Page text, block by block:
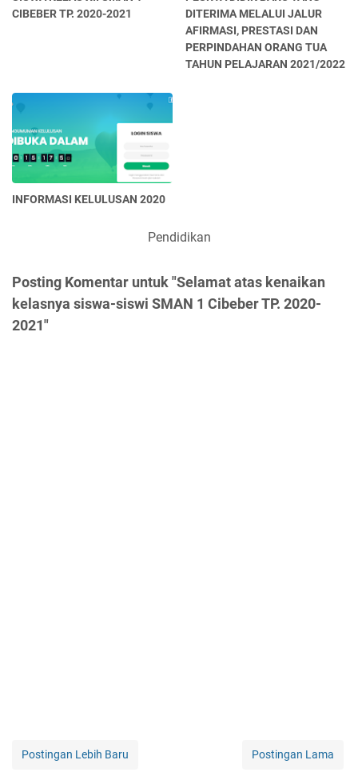
CIBEBER TP. 2020-2021
DITERIMA MELALUI JALUR
AFIRMASI, PRESTASI DAN
PERPINDAHAN ORANG TUA
TAHUN PELAJARAN 2021/2022
INFORMASI KELULUSAN 2020
Pendidikan
Posting Komentar untuk "Selamat atas kenaikan
kelasnya siswa-siswi SMAN 1 Cibeber TP. 2020-
2021"
Postingan Lebih Baru Postingan Lama